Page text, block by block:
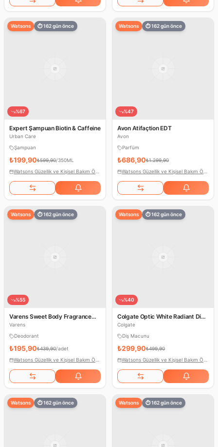
Watsons ⏱162gün önce
%67
Expert Şampuan Biotin & Caffeine
Urban Care
Şampuan
₺199,90₺599,90/350ML
Watsons ⏱162gün önce
%47
Avon Atifaçtion EDT
Avon
Parfüm
₺686,90₺1.299,90
Watsons ⏱162gün önce
%55
Varens Sweet Body Fragrance
Deodorant
Varens
Deodorant
₺195,90₺439,90/adet
Watsons ⏱162gün önce
%40
Colgate Optic White Radiant Diş
Macunu
Colgate
Diş Macunu
₺299,90₺499,90
Watsons ⏱162gün önce Watsons ⏱162gün önce